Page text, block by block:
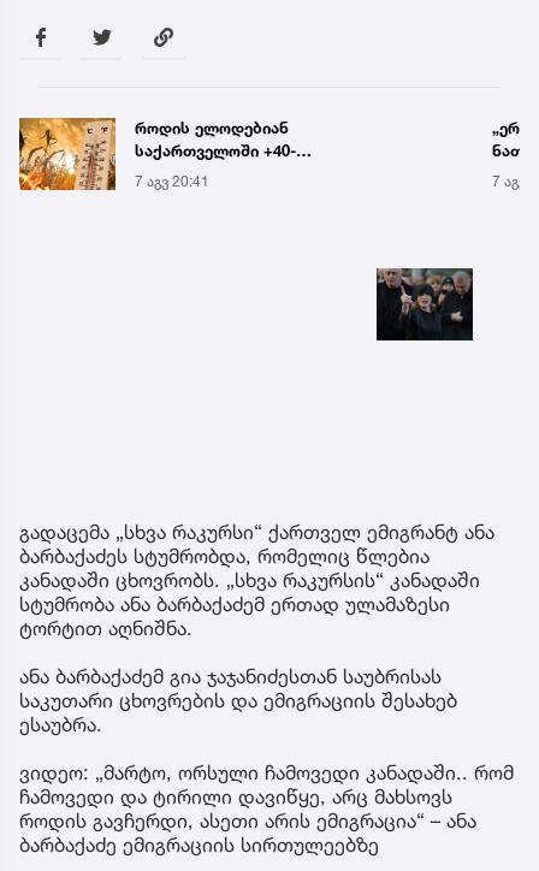
როდის ელოდებიან
საქართველოში +40-
გრადუსიან სიცხეს
7 აგვ 20:41 7 აგვ
გადაცემა „სხვა რაკურსი“ ქართველ ემიგრანტ ანა
ბარბაქაძეს სტუმრობდა, რომელიც წლებია
კანადაში ცხოვრობს. „სხვა რაკურსის“ კანადაში
სტუმრობა ანა ბარბაქაძემ ერთად ულამაზესი
ტორტით აღნიშნა.
ანა ბარბაქაძემ გია ჯაჯანიძესთან საუბრისას
საკუთარი ცხოვრების და ემიგრაციის შესახებ
ესაუბრა.
ვიდეო: „მარტო, ორსული ჩამოვედი კანადაში.. რომ
ჩამოვედი და ტირილი დავიწყე, არც მახსოვს
როდის გავჩერდი, ასეთი არის ემიგრაცია“ – ანა
ბარბაქაძე ემიგრაციის სირთულეებზე